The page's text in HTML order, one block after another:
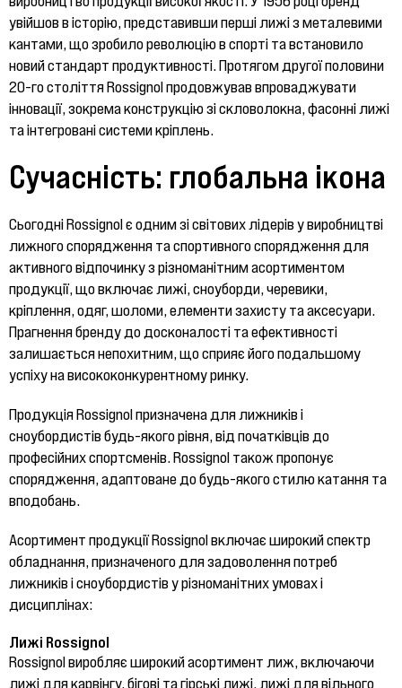
увійшов в історію, представивши перші лижі з металевими
кантами, що зробило революцію в спорті та встановило
новий стандарт продуктивності. Протягом другої половини
20-го століття Rossignol продовжував впроваджувати
інновації, зокрема конструкцію зі скловолокна, фасонні лижі
та інтегровані системи кріплень.
Сучасність: глобальна ікона
Сьогодні Rossignol є одним зі світових лідерів у виробництві
лижного спорядження та спортивного спорядження для
активного відпочинку з різноманітним асортиментом
продукції, що включає лижі, сноуборди, черевики,
кріплення, одяг, шоломи, елементи захисту та аксесуари.
Прагнення бренду до досконалості та ефективності
залишається непохитним, що сприяє його подальшому
успіху на висококонкурентному ринку.
Продукція Rossignol призначена для лижників і
сноубордистів будь-якого рівня, від початківців до
професійних спортсменів. Rossignol також пропонує
спорядження, адаптоване до будь-якого стилю катання та
вподобань.
Асортимент продукції Rossignol включає широкий спектр
обладнання, призначеного для задоволення потреб
лижників і сноубордистів у різноманітних умовах і
дисциплінах:
Лижі Rossignol
Rossignol виробляє широкий асортимент лиж, включаючи
лижі для карвінгу, бігові та гірські лижі, лижі для вільного